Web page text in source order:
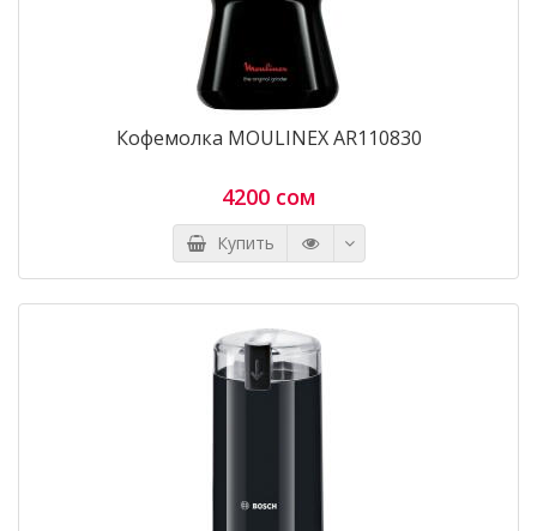
Кофемолка MOULINEX AR110830
4200 сом
Купить